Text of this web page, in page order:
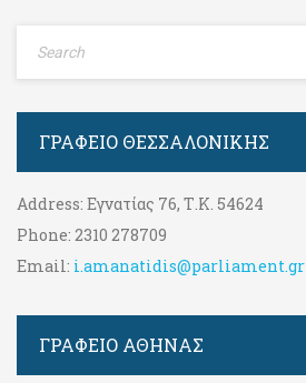
ΓΡΑΦΕΊΟ ΘΕΣΣΑΛΟΝΊΚΗΣ
Address: Εγνατίας 76, Τ.Κ. 54624
Phone: 2310 278709
Email: i.amanatidis@parliament.gr
ΓΡΑΦΕΊΟ ΑΘΉΝΑΣ